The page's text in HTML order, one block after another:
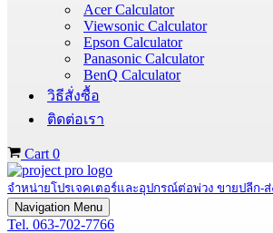
Acer Calculator
Viewsonic Calculator
Epson Calculator
Panasonic Calculator
BenQ Calculator
วิธีสั่งซื้อ
ติดต่อเรา
Cart 0
จำหน่ายโปรเจคเตอร์และอุปกรณ์ต่อพ่วง ขายปลีก-ส่
Navigation Menu
Tel. 063-702-7766